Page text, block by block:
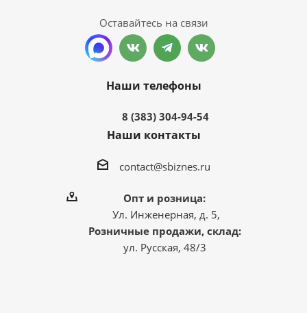
Оставайтесь на связи
Наши телефоны
8 (383) 304-94-54
Наши контакты
contact@sbiznes.ru
Опт и розница:
Ул. Инженерная, д. 5,
Розничные продажи, склад:
ул. Русская, 48/3